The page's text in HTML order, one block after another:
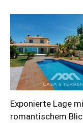
Exponierte Lage
romantischem